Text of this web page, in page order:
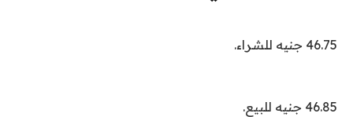
46.75 جنيه للشراء.
46.85 جنيه للبيع.